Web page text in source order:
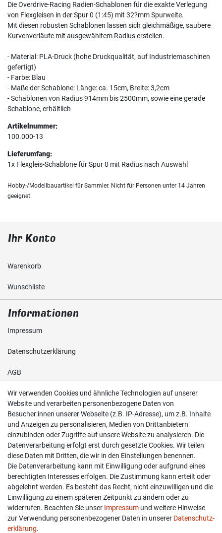
Die Overdrive-Racing Radien-Schablonen für die exakte Verlegung
von Flexgleisen in der Spur 0 (1:45) mit 32?mm Spurweite.
Mit diesen robusten Schablonen lassen sich gleichmäßige, saubere
Kurvenverläufe mit ausgewähltem Radius erstellen.
- Material: PLA-Druck (hohe Druckqualität, auf Industriemaschinen
gefertigt)
- Farbe: Blau
- Maße der Schablone: Länge: ca. 15cm, Breite: 3,2cm
- Schablonen von Radius 914mm bis 2500mm, sowie eine gerade
Schablone, erhältlich
Artikelnummer:
100.000-13
Lieferumfang:
1x Flexgleis-Schablone für Spur 0 mit Radius nach Auswahl
Hobby-/Modellbauartikel für Sammler. Nicht für Personen unter 14 Jahren
geeignet.
Ihr Konto
Warenkorb
Wunschliste
Informationen
Impressum
Daten­schutz­erklärung
AGB
Shop
Kontakt
Versand & Zahlung
Widerrufs­recht
Widerruf erklären
info@overdrive-racing.de
05662 / 8878939
Wir verwenden Cookies und ähnliche Technologien auf unserer
Website und verarbeiten personenbezogene Daten von
Besucher:innen unserer Webseite (z.B. IP-Adresse), um z.B. Inhalte
und Anzeigen zu personalisieren, Medien von Drittanbietern
einzubinden oder Zugriffe auf unsere Website zu analysieren. Die
Datenverarbeitung erfolgt erst durch gesetzte Cookies. Wir teilen
diese Daten mit Dritten, die wir in den Einstellungen benennen.
Die Datenverarbeitung kann mit Einwilligung oder aufgrund eines
berechtigten Interesses erfolgen. Die Zustimmung kann erteilt oder
abgelehnt werden. Es besteht das Recht, nicht einzuwilligen und die
Einwilligung zu einem späteren Zeitpunkt zu ändern oder zu
widerrufen. Beachten Sie unser Impressum und weitere Hinweise
zur Verwendung personenbezogener Daten in unserer Daten­schutz­
erklärung.